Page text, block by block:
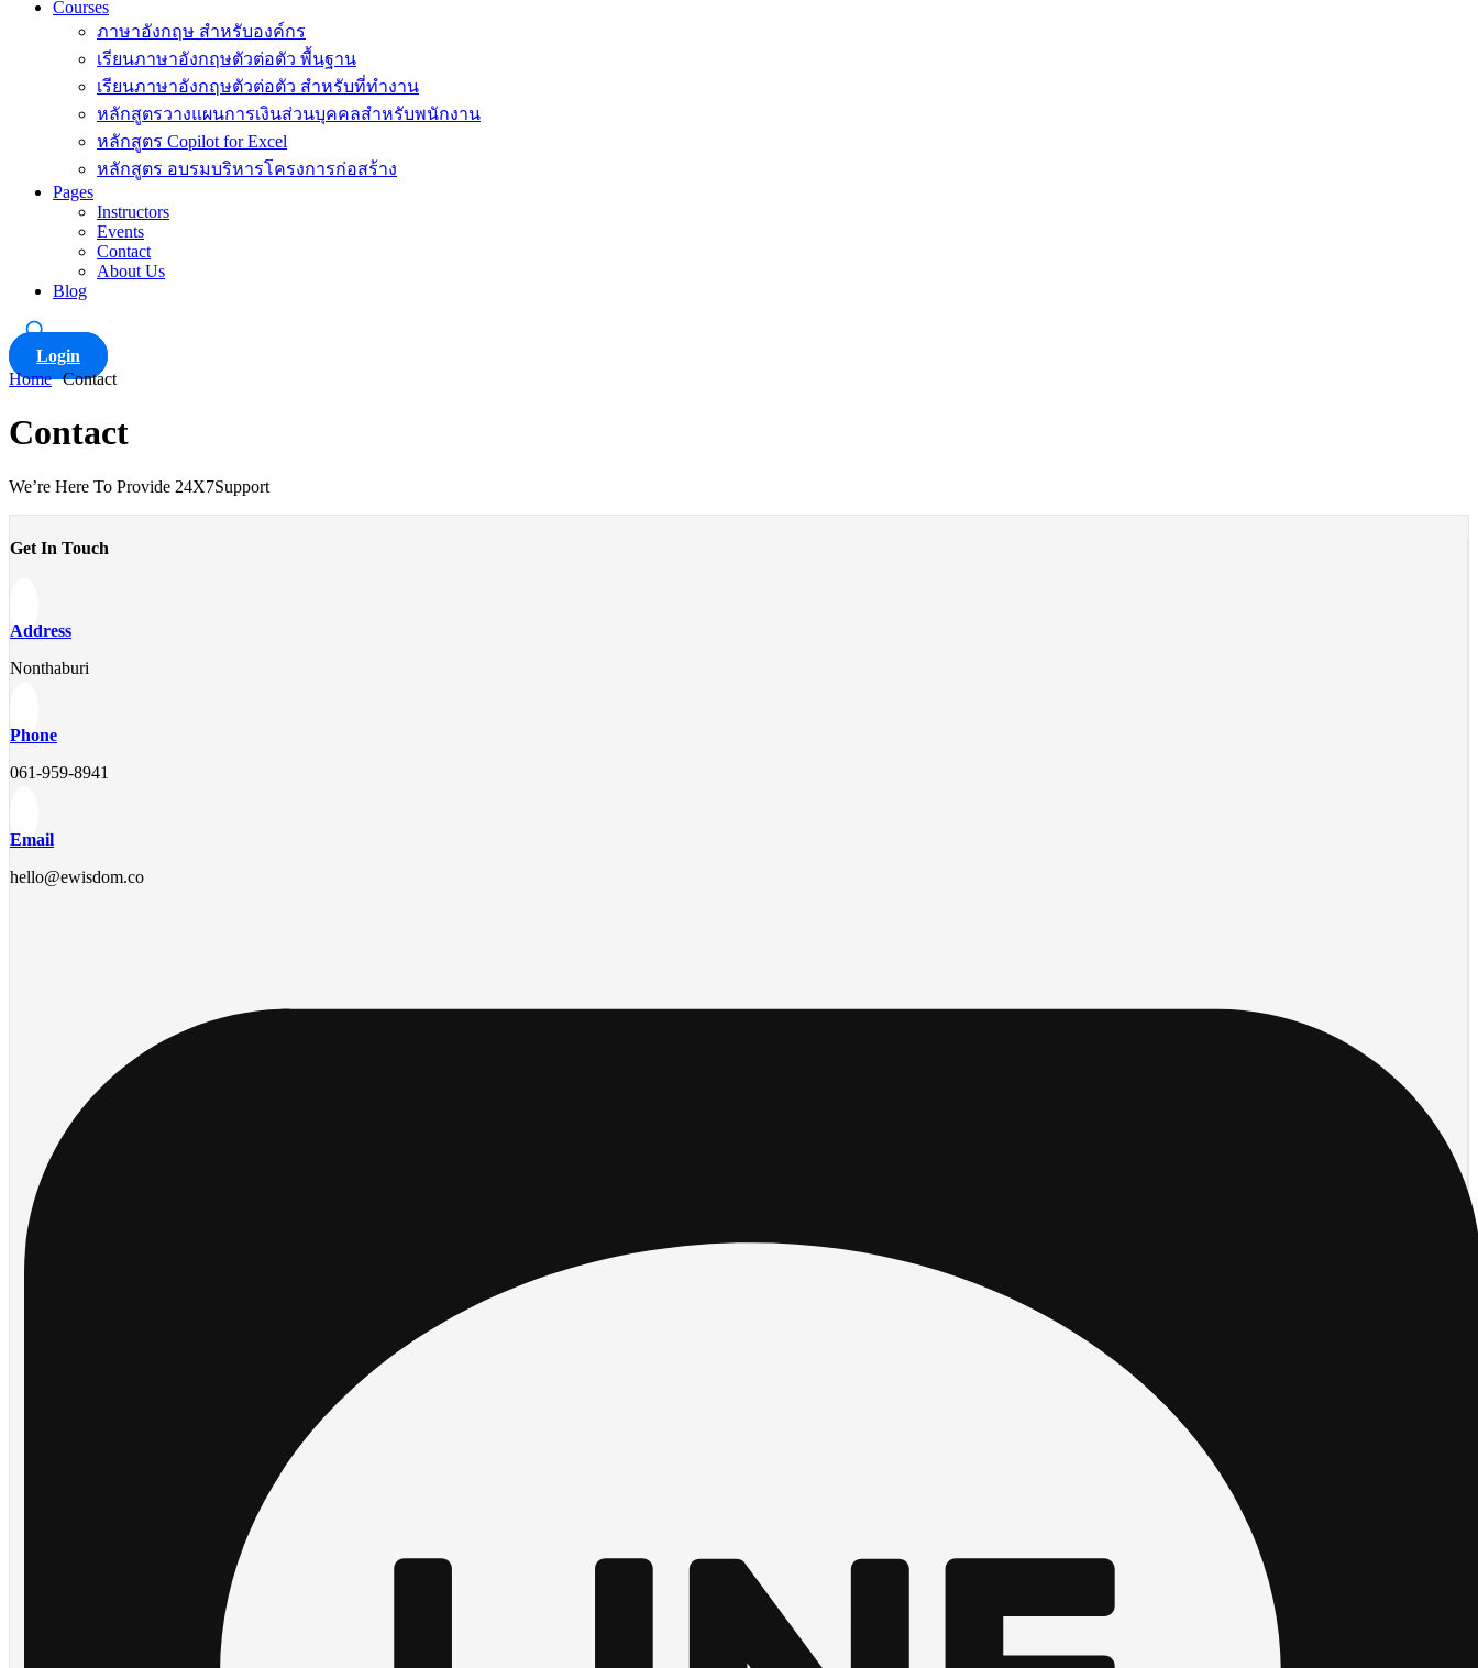
Courses
ภาษาอังกฤษ สำหรับองค์กร
เรียนภาษาอังกฤษตัวต่อตัว พื้นฐาน
เรียนภาษาอังกฤษตัวต่อตัว สำหรับที่ทำงาน
หลักสูตรวางแผนการเงินส่วนบุคคลสำหรับพนักงาน
หลักสูตร Copilot for Excel
หลักสูตร อบรมบริหารโครงการก่อสร้าง
Pages
Instructors
Events
Contact
About Us
Blog
Login
Home Contact
Contact
We’re Here To Provide 24X7Support
Get In Touch
Address
Nonthaburi
Phone
061-959-8941
Email
hello@ewisdom.co